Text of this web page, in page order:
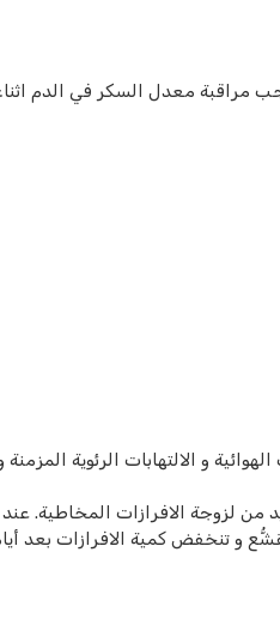
مراقبة معدل السكر في الدم
و الالتهابات الرئوية المزمنة و
لزوجة الافرازات المخاطية.
و تنخفض كمية الافرازات بعد